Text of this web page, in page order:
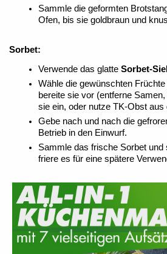
Sammle die geformten
Ofen, bis sie goldbraun und
Sorbet:
Verwende das glatte Sorbet-
Wähle die gewünschten
bereite sie vor (entferne
sie ein, oder nutze TK-Obst aus
Gebe nach und nach die
Betrieb in den Einwurf.
Sammle das frische Sorbet
friere es für eine spätere